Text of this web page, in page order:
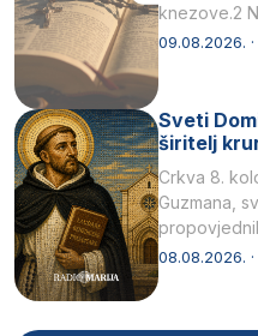
knezove.2
njegovui…
09.08.2026. ·
Sveti
širitelj
Crkva 8.
Guzmana,
Svojim
08.08.2026. ·